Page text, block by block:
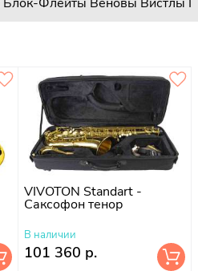
VIVOTON Standart -
Саксофон тенор
В наличии
101 360 р.